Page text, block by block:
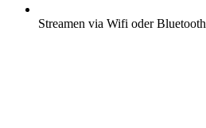
Streamen via Wifi oder Bluetooth